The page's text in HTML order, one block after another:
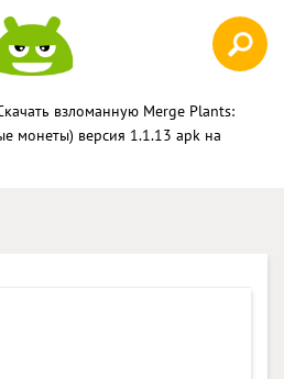
взломанную Merge Plants:
монеты) версия 1.1.13 apk на